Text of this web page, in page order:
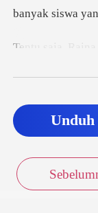
Keluar
Unduh